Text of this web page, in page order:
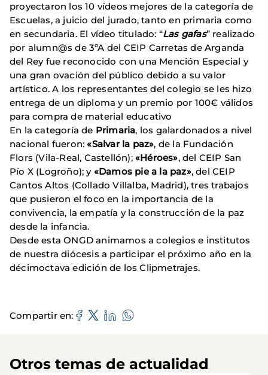
proyectaron los 10 vídeos mejores de la categoría de
Escuelas, a juicio del jurado, tanto en primaria como
en secundaria. El vídeo titulado: “Las gafas” realizado
por alumn@s de 3ºA del CEIP Carretas de Arganda
del Rey fue reconocido con una Mención Especial y
una gran ovación del público debido a su valor
artístico. A los representantes del colegio se les hizo
entrega de un diploma y un premio por 100€ válidos
para compra de material educativo
En la categoría de Primaria, los galardonados a nivel
nacional fueron:«Salvar la paz», de la Fundación
Flors (Vila-Real, Castellón); «Héroes», del CEIP San
Pío X (Logroño); y «Damos pie a la paz», del CEIP
Cantos Altos (Collado Villalba, Madrid), tres trabajos
que pusieron el foco en la importancia de la
convivencia, la empatía y la construcción de la paz
desde la infancia.
Desde esta ONGD animamos a colegios e institutos
de nuestra diócesis a participar el próximo año en la
décimoctava edición de los Clipmetrajes.
Compartir en
Otros temas de actualidad